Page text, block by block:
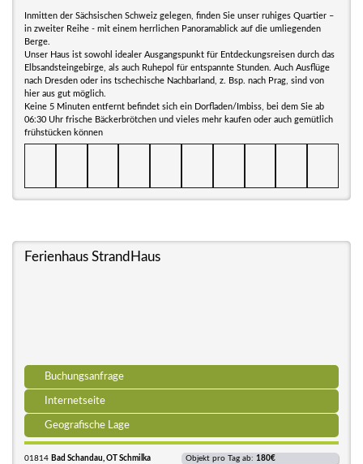
Inmitten der Sächsischen Schweiz gelegen, finden Sie unser ruhiges Quartier –
in zweiter Reihe - mit einem herrlichen Panoramablick auf die umliegenden
Berge.
Unser Haus ist sowohl idealer Ausgangspunkt für Entdeckungsreisen durch das
Elbsandsteingebirge, als auch Ruhepol für entspannte Stunden. Auch Ausflüge
nach Dresden oder ins tschechische Nachbarland, z. Bsp. nach Prag, sind von
hier aus gut möglich.
Keine 5 Minuten entfernt befindet sich ein Dorfladen/Imbiss, bei dem Sie ab
06:30 Uhr frische Bäckerbrötchen und vieles mehr kaufen oder auch gemütlich
frühstücken können
Ferienhaus StrandHaus
Buchungsanfrage
Internetseite
Geografische Lage
01814 Bad Schandau, OT Schmilka
Objekt pro Tag ab: 180€